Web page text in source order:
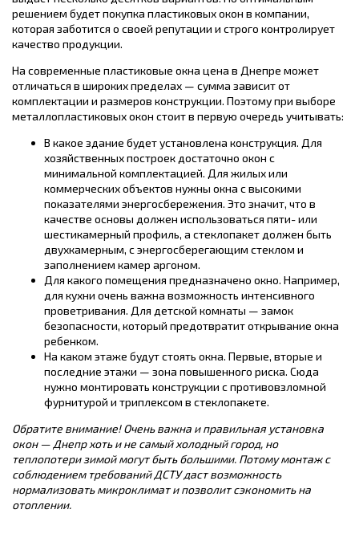
решением будет покупка пластиковых окон в компании,
которая заботится о своей репутации и строго контролирует
качество продукции.
На современные пластиковые окна цена в Днепре может
отличаться в широких пределах — сумма зависит от
комплектации и размеров конструкции. Поэтому при выборе
металлопластиковых окон стоит в первую очередь учитывать:
В какое здание будет установлена конструкция. Для
хозяйственных построек достаточно окон с
минимальной комплектацией. Для жилых или
коммерческих объектов нужны окна с высокими
показателями энергосбережения. Это значит, что в
качестве основы должен использоваться пяти- или
шестикамерный профиль, а стеклопакет должен быть
двухкамерным, с энергосберегающим стеклом и
заполнением камер аргоном.
Для какого помещения предназначено окно. Например,
для кухни очень важна возможность интенсивного
проветривания. Для детской комнаты — замок
безопасности, который предотвратит открывание окна
ребенком.
На каком этаже будут стоять окна. Первые, вторые и
последние этажи — зона повышенного риска. Сюда
нужно монтировать конструкции с противовзломной
фурнитурой и триплексом в стеклопакете.
Обратите внимание! Очень важна и правильная установка
окон — Днепр хоть и не самый холодный город, но
теплопотери зимой могут быть большими. Потому монтаж с
соблюдением требований ДСТУ даст возможность
нормализовать микроклимат и позволит сэкономить на
отоплении.